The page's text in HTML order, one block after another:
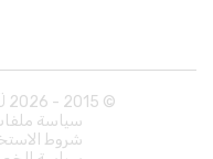
© 2015 -
2026
سياسة
شروط